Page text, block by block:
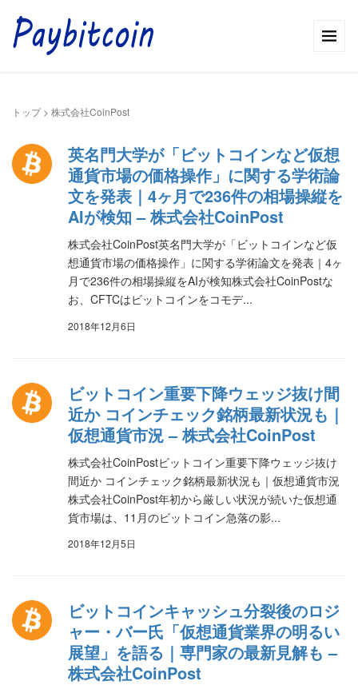
トップ> 株式会社CoinPost
英名門大学が「ビットコインなど仮想
通貨市場の価格操作」に関する学術論
文を発表｜4ヶ月で236件の相場操縦を
AIが検知 – 株式会社CoinPost
株式会社CoinPost英名門大学が「ビットコインなど仮
想通貨市場の価格操作」に関する学術論文を発表｜4ヶ
月で236件の相場操縦をAIが検知株式会社CoinPostな
お、CFTCはビットコインをコモデ...
2018年12月6日
ビットコイン重要下降ウェッジ抜け間
近か コインチェック銘柄最新状況も｜
仮想通貨市況 – 株式会社CoinPost
株式会社CoinPostビットコイン重要下降ウェッジ抜け
間近か コインチェック銘柄最新状況も｜仮想通貨市況
株式会社CoinPost年初から厳しい状況が続いた仮想通
貨市場は、11月のビットコイン急落の影...
2018年12月5日
ビットコインキャッシュ分裂後のロジ
ャー・バー氏「仮想通貨業界の明るい
展望」を語る｜専門家の最新見解も –
株式会社CoinPost